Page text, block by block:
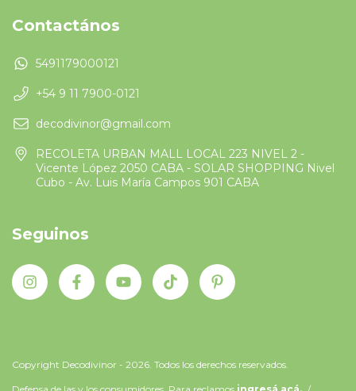
Contactános
5491179000121
+54 9 11 7900-0121
decodivinor@gmail.com
RECOLETA URBAN MALL LOCAL 223 NIVEL 2 -
Vicente López 2050 CABA - SOLAR SHOPPING Nivel
Cubo - Av. Luis María Campos 901 CABA
Seguinos
Copyright Decodivinor - 2026. Todos los derechos reservados.